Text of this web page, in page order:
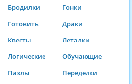
Бродилки
Гонки
Готовить
Драки
Квесты
Леталки
Логические
Обучающие
Пазлы
Переделки